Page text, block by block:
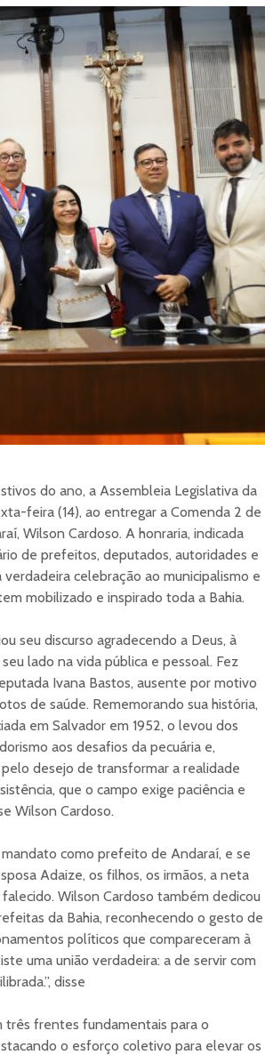
do ano, a Assembleia Legislativa da
feira (14), ao entregar a Comenda 2 de
Wilson Cardoso. A honraria, indicada
de prefeitos, deputados, autoridades e
celebração ao municipalismo e
mobilizado e inspirado toda a Bahia.
seu discurso agradecendo a Deus, à
lado na vida pública e pessoal. Fez
Ivana Bastos, ausente por motivo
de saúde. Rememorando sua história,
em Salvador em 1952, o levou dos
aos desafios da pecuária e,
desejo de transformar a realidade
que o campo exige paciência e
Wilson Cardoso.
como prefeito de Andaraí, e se
Adaize, os filhos, os irmãos, a neta
Wilson Cardoso também dedicou
da Bahia, reconhecendo o gesto de
políticos que compareceram à
uma união verdadeira: a de servir com
disse
três frentes fundamentais para o
o esforço coletivo para elevar os